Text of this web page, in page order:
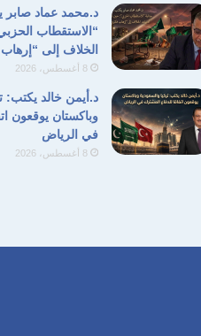
د.محمد عماد صابر
“الاستقطاب
الخلاف إلى
8 أغسطس، 2026
د.أيمن خالد يكتب:
وباكستان يوقعون
في الرياض
8 أغسطس، 2026